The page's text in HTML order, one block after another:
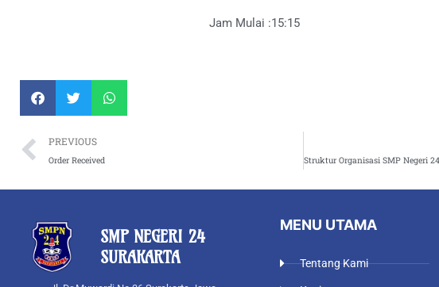
Jam Mulai :15:15
Prev
PREVIOUS
Order Received
SMP NEGERI 24
SURAKARTA
MENU UTAMA
Tentang Kami